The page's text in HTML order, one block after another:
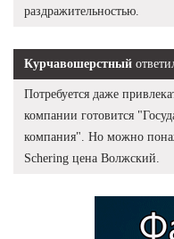
раздражительностью.
Курчавошерстный
Потребуется даже
компании готовится
компания". Но можно
Schering цена Волжский.